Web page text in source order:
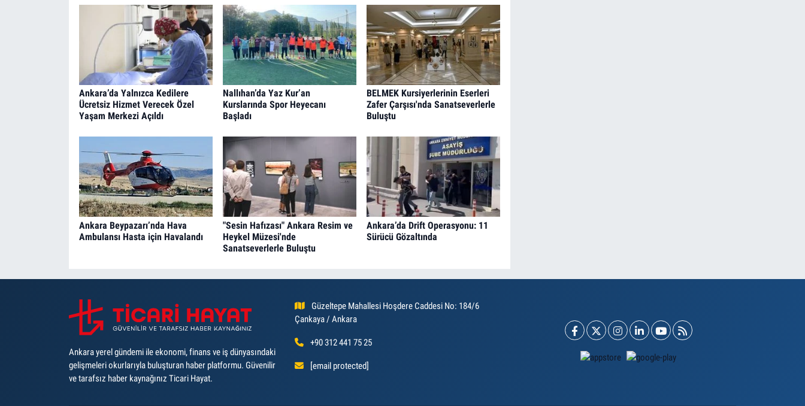
Ankara’da Yalnızca Kedilere
Ücretsiz Hizmet Verecek Özel
Yaşam Merkezi Açıldı
Nallıhan’da Yaz Kur’an
Kurslarında Spor Heyecanı
Başladı
BELMEK Kursiyerlerinin Eserleri
Zafer Çarşısı'nda Sanatseverlerle
Buluştu
Ankara Beypazarı’nda Hava
Ambulansı Hasta için Havalandı
"Sesin Hafızası" Ankara Resim ve
Heykel Müzesi'nde
Sanatseverlerle Buluştu
Ankara’da Drift Operasyonu: 11
Sürücü Gözaltında
Ankara yerel gündemi ile ekonomi, finans ve iş dünyasındaki
gelişmeleri okurlarıyla buluşturan haber platformu. Güvenilir
ve tarafsız haber kaynağınız Ticari Hayat.
Güzeltepe Mahallesi Hoşdere Caddesi No: 184/6
Çankaya / Ankara
+90 312 441 75 25
[email protected]